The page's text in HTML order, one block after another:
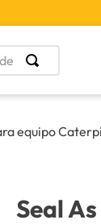
parte
equipo
Seal